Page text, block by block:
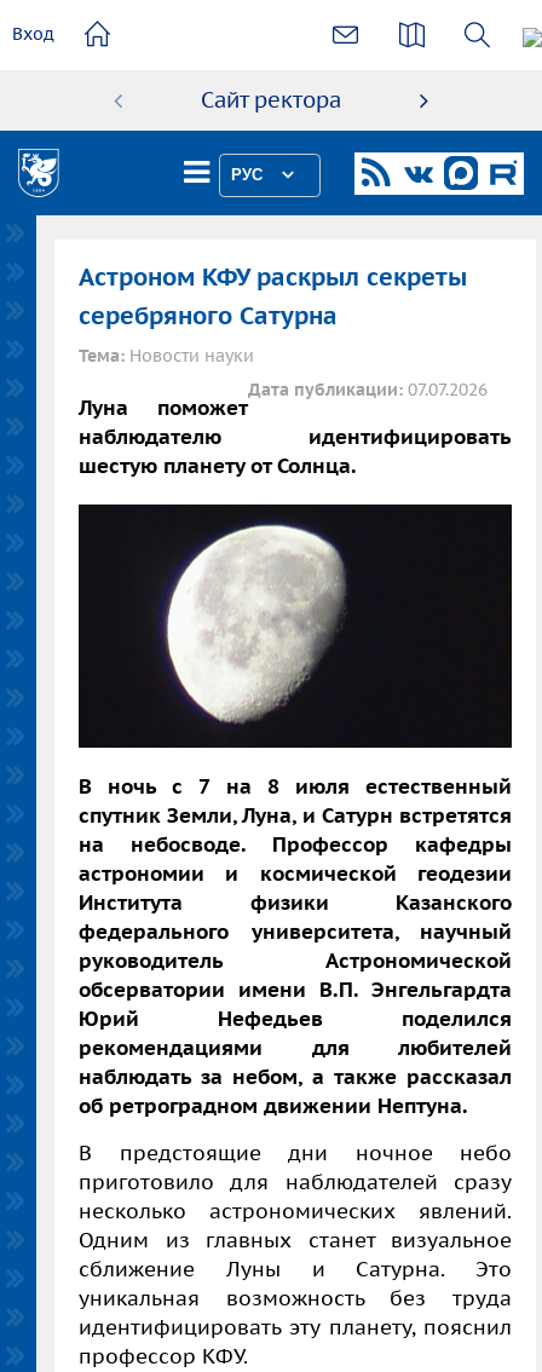
содержанию
Вход
Сайт ректора
РУС
Астроном КФУ раскрыл секреты
серебряного Сатурна
Тема: Новости науки
Дата публикации: 07.07.2026
Луна поможет
наблюдателю идентифицировать
шестую планету от Солнца.
В ночь с 7 на 8 июля естественный
спутник Земли, Луна, и Сатурн встретятся
на небосводе. Профессор кафедры
астрономии и космической геодезии
Института физики Казанского
федерального университета, научный
руководитель Астрономической
обсерватории имени В.П. Энгельгардта
Юрий Нефедьев поделился
рекомендациями для любителей
наблюдать за небом, а также рассказал
об ретроградном движении Нептуна.
В предстоящие дни ночное небо
приготовило для наблюдателей сразу
несколько астрономических явлений.
Одним из главных станет визуальное
сближение Луны и Сатурна. Это
уникальная возможность без труда
идентифицировать эту планету, пояснил
профессор КФУ.